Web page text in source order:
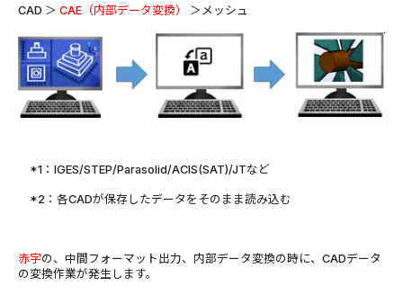
CAD ＞ CAE（内部データ変換） ＞メッシュ
*1：IGES/STEP/Parasolid/ACIS(SAT)/JTなど
*2：各CADが保存したデータをそのまま読み込む
赤字の、中間フォーマット出力、内部データ変換の時に、CADデータ
の変換作業が発生します。